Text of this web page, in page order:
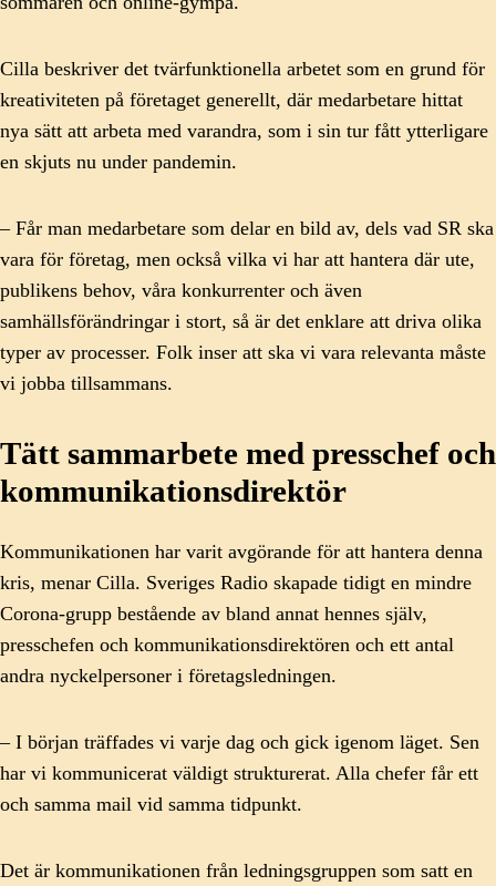
Cilla beskriver det tvärfunktionella arbetet som en grund för
kreativiteten på företaget generellt, där medarbetare hittat
nya sätt att arbeta med varandra, som i sin tur fått ytterligare
en skjuts nu under pandemin.
– Får man medarbetare som delar en bild av, dels vad SR ska
vara för företag, men också vilka vi har att hantera där ute,
publikens behov, våra konkurrenter och även
samhällsförändringar i stort, så är det enklare att driva olika
typer av processer. Folk inser att ska vi vara relevanta måste
vi jobba tillsammans.
Tätt sammarbete med presschef och
kommunikationsdirektör
Kommunikationen har varit avgörande för att hantera denna
kris, menar Cilla. Sveriges Radio skapade tidigt en mindre
Corona-grupp bestående av bland annat hennes själv,
presschefen och kommunikationsdirektören och ett antal
andra nyckelpersoner i företagsledningen.
– I början träffades vi varje dag och gick igenom läget. Sen
har vi kommunicerat väldigt strukturerat. Alla chefer får ett
och samma mail vid samma tidpunkt.
Det är kommunikationen från ledningsgruppen som satt en